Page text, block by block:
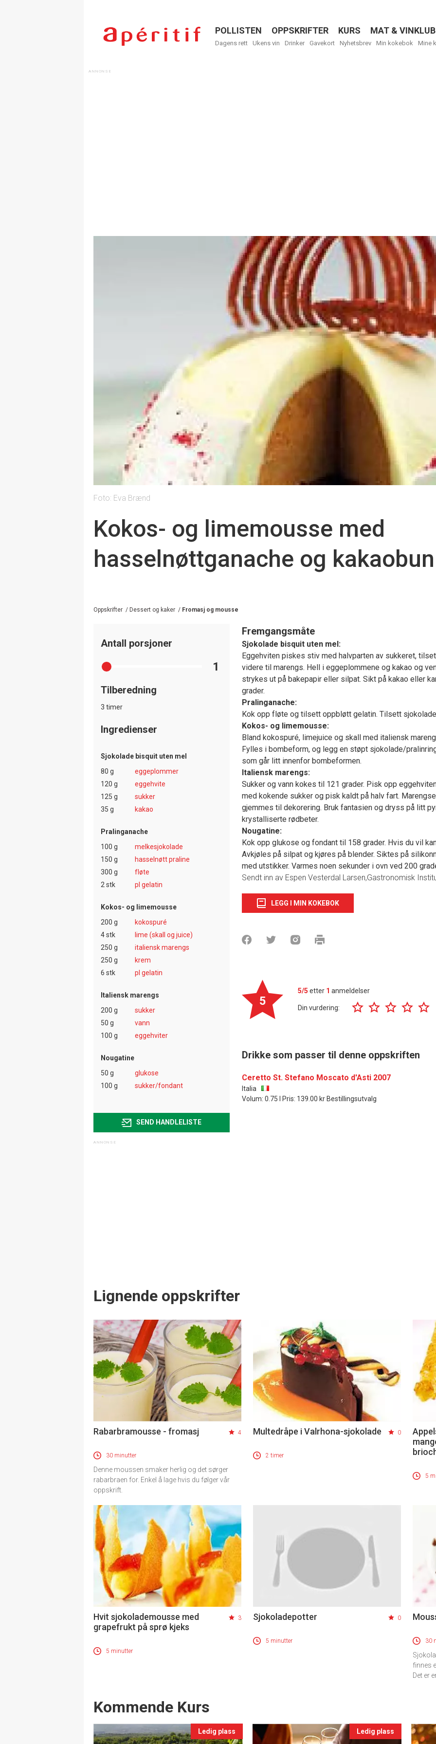
Menu
POLLISTEN OPPSKRIFTER KURS MAT &
Dagens rett Ukens vin Drinker Gavekort Nyhetsbrev Min kokebok Mine
Foto: Eva Brænd
Kokos- og limemousse med
hasselnøttganache og
Oppskrifter / Dessert og kaker / Fromasj og mousse
Antall porsjoner
1
Tilberedning
3 timer
Ingredienser
Sjokolade bisquit uten mel
80 g
eggeplommer
120 g
eggehvite
125 g
sukker
35 g
kakao
Pralinganache
100 g
melkesjokolade
150 g
hasselnøtt praline
300 g
fløte
2 stk
pl gelatin
Kokos- og limemousse
200 g
kokospuré
4 stk
lime (skall og juice)
250 g
italiensk marengs
250 g
krem
6 stk
pl gelatin
Italiensk marengs
200 g
sukker
50 g
vann
100 g
eggehviter
Nougatine
50 g
glukose
100 g
sukker/fondant
SEND HANDLELISTE
Fremgangsmåte
Sjokolade bisquit uten mel:
Eggehviten piskes stiv med halvparten av sukkeret,
videre til marengs. Hell i eggeplommene og kakao og
strykes ut på bakepapir eller silpat. Sikt på kakao eller
grader.
Pralinganache:
Kok opp fløte og tilsett oppbløtt gelatin. Tilsett
Kokos- og limemousse:
Bland kokospuré, limejuice og skall med italiensk
Fylles i bombeform, og legg en støpt sjokolade/
som går litt innenfor bombeformen.
Italiensk marengs:
Sukker og vann kokes til 121 grader. Pisk opp
med kokende sukker og pisk kaldt på halv fart.
gjemmes til dekorering. Bruk fantasien og dryss på litt
krystalliserte rødbeter.
Nougatine:
Kok opp glukose og fondant til 158 grader. Hvis du vil
Avkjøles på silpat og kjøres på blender. Siktes på
med utstikker. Varmes noen sekunder i ovn ved 200
Sendt inn av Espen Vesterdal Larsen,Gastronomisk
LEGG I MIN KOKEBOK
5
5/5 etter 1 anmeldelser
Din vurdering:
Drikke som passer til denne oppskriften
Ceretto St. Stefano Moscato d'Asti 2007
Italia
Volum: 0.75 l Pris: 139.00 kr Bestillingsutvalg
Lignende oppskrifter
Rabarbramousse - fromasj 4
30 minutter
Denne moussen smaker herlig og det sørger
rabarbraen for. Enkel å lage hvis du følger vår
oppskrift.
Multedråpe i Valrhona-sjokolade 0
2 timer
5
Hvit sjokolademousse med
grapefrukt på sprø kjeks
3
5 minutter
Sjokoladepotter 0
5 minutter 30
finnes
Det er
Events
Kommende Kurs
Ledig plass Ledig plass